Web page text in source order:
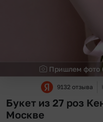
Пришлем фото
9132 отзыва
Букет из 27 роз
Москве